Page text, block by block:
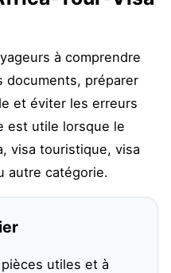
à comprendre
documents, préparer
et éviter les erreurs
est utile lorsque le
visa touristique, visa
autre catégorie.
utiles et à